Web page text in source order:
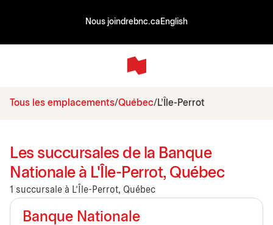
Nous joindrebnc.ca English
Tous les emplacements Québec L'Île-Perrot
Les succursales de la Banque
Nationale à L'Île-Perrot, Québec
1 succursale à L'Île-Perrot, Québec
Banque Nationale